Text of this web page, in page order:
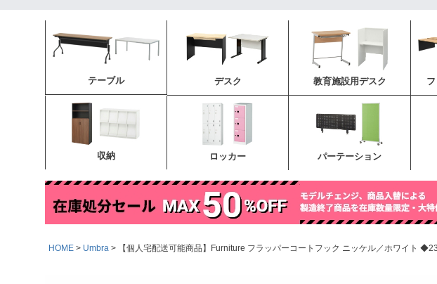
テーブル デスク 教育施設用デスク
収納 ロッカー パーテーション
HOME Umbra 【個人宅配送可能商品】Furniture フラッパーコートフック ニッケル／ホワイト